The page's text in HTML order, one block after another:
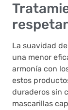
La suavidad
una menor
armonía con
estos
duraderos sin
mascarillas